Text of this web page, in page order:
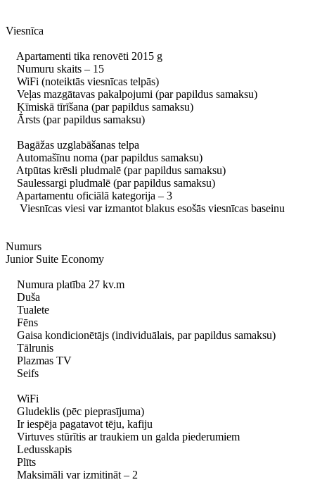
Viesnīca
Apartamenti tika renovēti 2015 g
Numuru skaits – 15
WiFi (noteiktās viesnīcas telpās)
Veļas mazgātavas pakalpojumi (par papildus samaksu)
Ķīmiskā tīrīšana (par papildus samaksu)
Ārsts (par papildus samaksu)
Bagāžas uzglabāšanas telpa
Automašīnu noma (par papildus samaksu)
Atpūtas krēsli pludmalē (par papildus samaksu)
Saulessargi pludmalē (par papildus samaksu)
Apartamentu oficiālā kategorija – 3
Viesnīcas viesi var izmantot blakus esošās viesnīcas baseinu
Numurs
Junior Suite Economy
Numura platība 27 kv.m
Duša
Tualete
Fēns
Gaisa kondicionētājs (individuālais, par papildus samaksu)
Tālrunis
Plazmas TV
Seifs
WiFi
Gludeklis (pēc pieprasījuma)
Ir iespēja pagatavot tēju, kafiju
Virtuves stūrītis ar traukiem un galda piederumiem
Ledusskapis
Plīts
Maksimāli var izmitināt – 2